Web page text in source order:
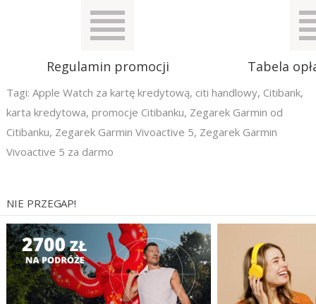
Regulamin promocji Tabela
Tagi: Apple Watch za kartę kredytową, citi handlowy, Citibank,
karta kredytowa, promocje Citibanku, Zegarek Garmin od
Citibanku, Zegarek Garmin Vivoactive 5, Zegarek Garmin
Vivoactive 5 za darmo
NIE PRZEGAP!